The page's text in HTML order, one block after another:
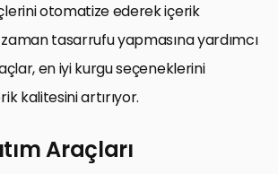
otomatize ederek içerik
tasarrufu yapmasına yardımcı
en iyi kurgu seçeneklerini
kalitesini artırıyor.
Araçları